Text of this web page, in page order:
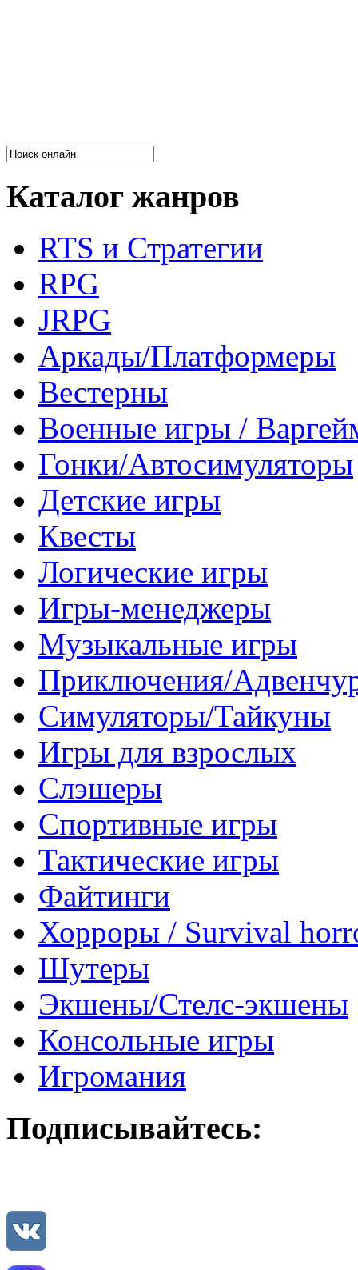
Каталог жанров
RTS и Стратегии
RPG
JRPG
Аркады/Платформеры
Вестерны
Военные игры /
Гонки/Автосимуляторы
Детские игры
Квесты
Логические игры
Игры-менеджеры
Музыкальные игры
Приключения/
Симуляторы/Тайкуны
Игры для взрослых
Слэшеры
Спортивные игры
Тактические игры
Файтинги
Хорроры / Survival
Шутеры
Экшены/Стелс-экшены
Консольные игры
Игромания
Подписывайтесь: